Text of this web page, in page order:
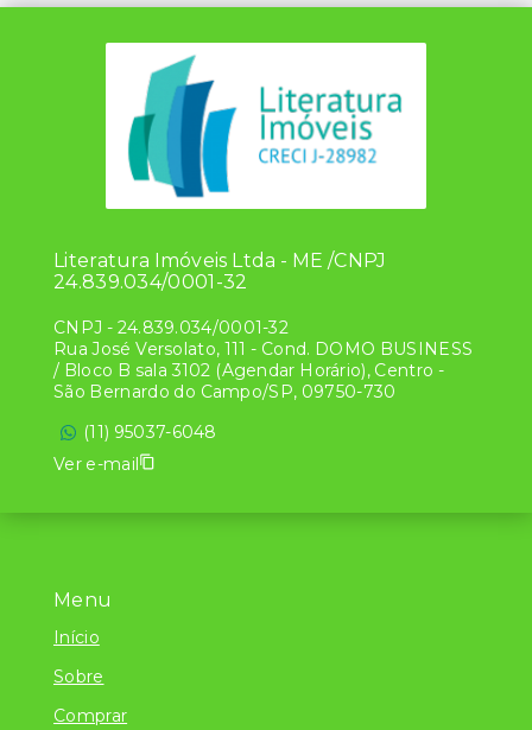
Menu
Início
Sobre
Comprar
Literatura Imóveis Ltda - ME /CNPJ
24.839.034/0001-32
CNPJ - 24.839.034/0001-32
Rua José Versolato, 111 - Cond. DOMO BUSINESS
/ Bloco B sala 3102 (Agendar Horário), Centro -
São Bernardo do Campo/SP, 09750-730
(11) 95037-6048
Ver e-mail